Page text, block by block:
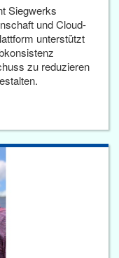
Siegwerks
und Cloud-
unterstützt
zu reduzieren